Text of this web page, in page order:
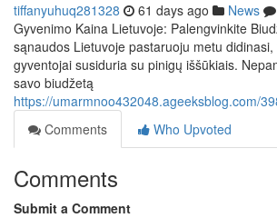
tiffanyuhuq281328 61 days ago News
Gyvenimo Kaina Lietuvoje: Palengvinkite
sąnaudos Lietuvoje pastaruoju metu
gyventojai susiduria su pinigų iššūkiais.
savo biudžetą
https://umarmnoo432048.ageeksblog.com/
Comments
Who Upvoted
Comments
Submit a Comment